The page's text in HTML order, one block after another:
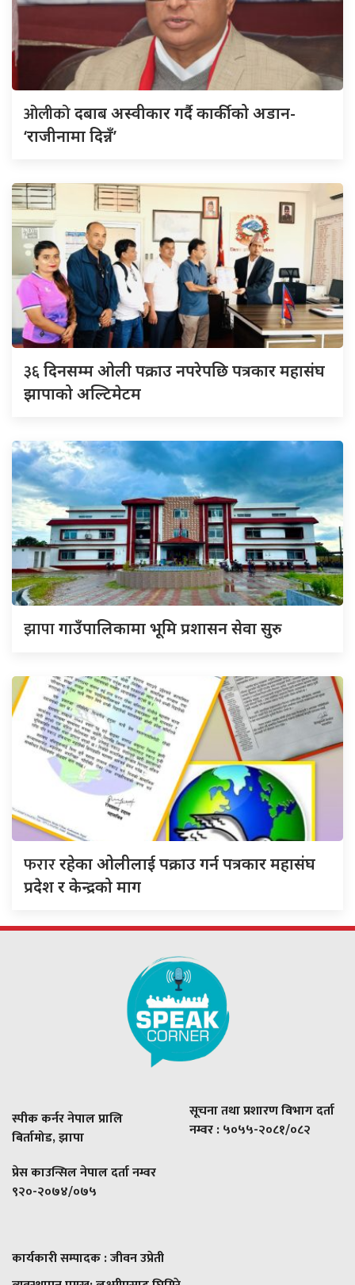
ओलीकोदबाब अस्वीकार गर्दै कार्कीको अडान-
‘राजीनामा दिन्नँ’
३६दिनसम्म ओली पक्राउ नपरेपछि पत्रकार महासंघ
झापाको अल्टिमेटम
झापागाउँपालिकामा भूमि प्रशासन सेवा सुरु
फराररहेका ओलीलाई पक्राउ गर्न पत्रकार महासंघ
प्रदेश र केन्द्रको माग
स्पीक कर्नर नेपाल प्रालि
बिर्तामोड, झापा
प्रेस काउन्सिल नेपाल दर्ता नम्वर
९२०-२०७४/०७५
सूचना तथा प्रशारण विभाग दर्ता
नम्वर : ५०५५-२०८१/०८२
कार्यकारी सम्पादक : जीवन उप्रेती